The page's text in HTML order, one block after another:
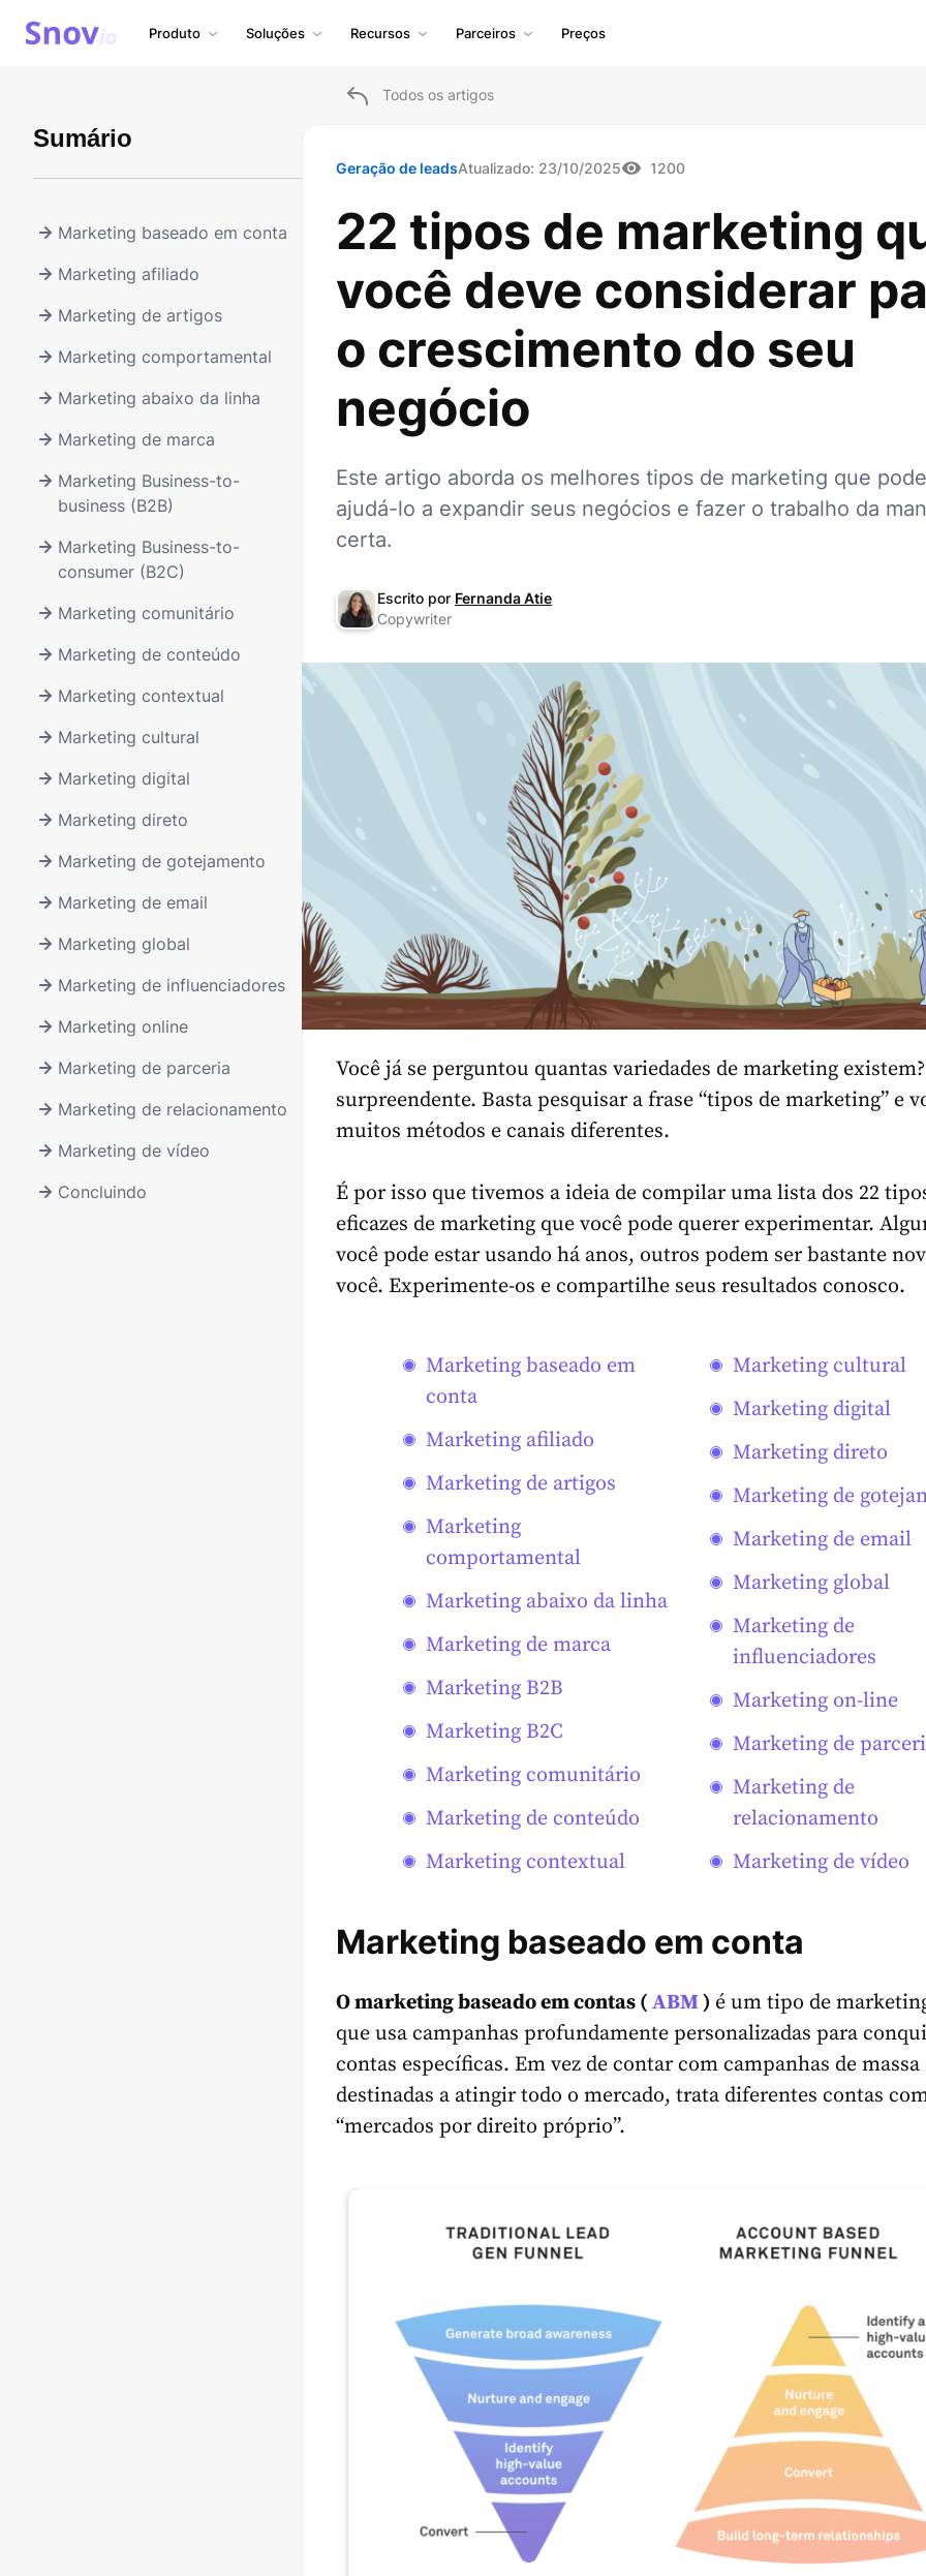
Produto Soluções Recursos Parceiros Preços
Todos os artigos
Sumário
Marketing baseado em conta
Marketing afiliado
Marketing de artigos
Marketing comportamental
Marketing abaixo da linha
Marketing de marca
Marketing Business-to-
business (B2B)
Marketing Business-to-
consumer (B2C)
Marketing comunitário
Marketing de conteúdo
Marketing contextual
Marketing cultural
Marketing digital
Marketing direto
Marketing de gotejamento
Marketing de email
Marketing global
Marketing de influenciadores
Marketing online
Marketing de parceria
Marketing de relacionamento
Marketing de vídeo
Concluindo
Geração de leadsAtualizado: 23/10/2025 1200
22 tipos de marketing
você deve considerar
o crescimento do seu
negócio
Este artigo aborda os melhores tipos de marketing que
ajudá-lo a expandir seus negócios e fazer o trabalho da
certa.
Escrito por Fernanda Atie
Copywriter
Você já se perguntou quantas variedades de marketing
surpreendente. Basta pesquisar a frase “tipos de marketing” e
muitos métodos e canais diferentes.
É por isso que tivemos a ideia de compilar uma lista dos 22
eficazes de marketing que você pode querer experimentar.
você pode estar usando há anos, outros podem ser bastante
você. Experimente-os e compartilhe seus resultados conosco.
Marketing baseado em
conta
Marketing afiliado
Marketing de artigos
Marketing
comportamental
Marketing abaixo da linha
Marketing de marca
Marketing B2B
Marketing B2C
Marketing comunitário
Marketing de conteúdo
Marketing contextual
Marketing cultural
Marketing digital
Marketing direto
Marketing de
Marketing de email
Marketing global
Marketing de
influenciadores
Marketing on-line
Marketing de
Marketing de
relacionamento
Marketing de vídeo
Marketing baseado em conta
O marketing baseado em contas ( ABM) é um tipo de
que usa campanhas profundamente personalizadas para
contas específicas. Em vez de contar com campanhas de massa
destinadas a atingir todo o mercado, trata diferentes contas
“mercados por direito próprio”.